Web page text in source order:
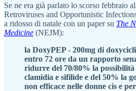
Se ne era già parlato lo scorso febbraio
Retroviruses and Opportunistic
a ridosso di natale con un paper su The
Medicine (NEJM):
la DoxyPEP - 200mg di
entro 72 ore da un rapporto
ridurre del 70/80% la
clamidia e sifilide e del 50% la
non efficace nelle donne cis e